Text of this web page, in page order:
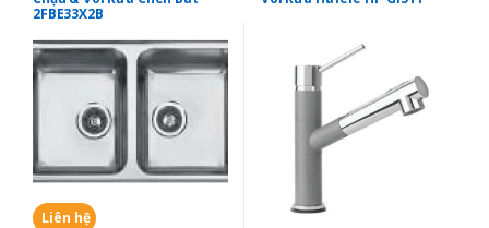
2FBE33X2B
Liên hệ